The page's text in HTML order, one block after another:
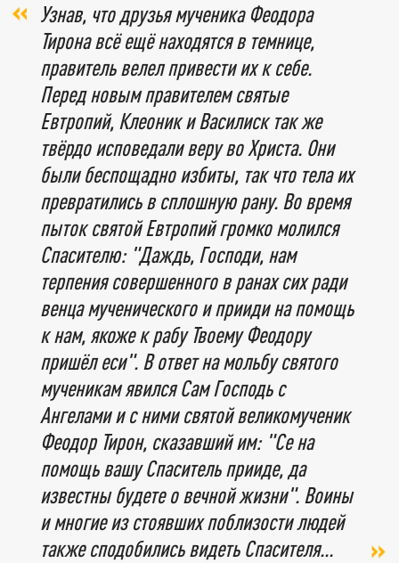
Узнав, что друзья мученика Феодора
Тирона всё ещё находятся в темнице,
правитель велел привести их к себе.
Перед новым правителем святые
Евтропий, Клеоник и Василиск так же
твёрдо исповедали веру во Христа. Они
были беспощадно избиты, так что тела их
превратились в сплошную рану. Во время
пыток святой Евтропий громко молился
Спасителю: "Даждь, Господи, нам
терпения совершенного в ранах сих ради
венца мученического и прииди на помощь
к нам, якоже к рабу Твоему Феодору
пришёл еси". В ответ на мольбу святого
мученикам явился Сам Господь с
Ангелами и с ними святой великомученик
Феодор Тирон, сказавший им: "Се на
помощь вашу Спаситель прииде, да
известны будете о вечной жизни". Воины
и многие из стоявших поблизости людей
также сподобились видеть Спасителя...